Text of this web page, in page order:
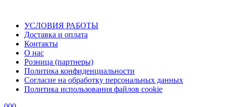
УСЛОВИЯ РАБОТЫ
Доставка и оплата
Контакты
О наc
Розница (партнеры)
Политика конфиденциальности
Согласие на обработку персональных данных
Политика использования файлов сookie